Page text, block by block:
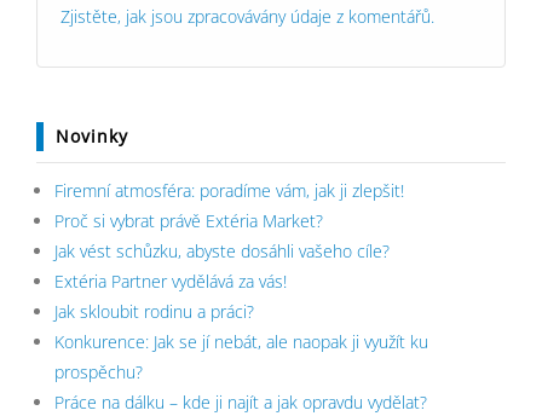
Zjistěte, jak jsou zpracovávány údaje z komentářů.
Novinky
Firemní atmosféra: poradíme vám, jak ji zlepšit!
Proč si vybrat právě Extéria Market?
Jak vést schůzku, abyste dosáhli vašeho cíle?
Extéria Partner vydělává za vás!
Jak skloubit rodinu a práci?
Konkurence: Jak se jí nebát, ale naopak ji využít ku
prospěchu?
Práce na dálku – kde ji najít a jak opravdu vydělat?